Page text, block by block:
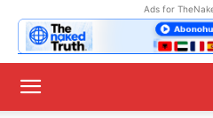
Ads for